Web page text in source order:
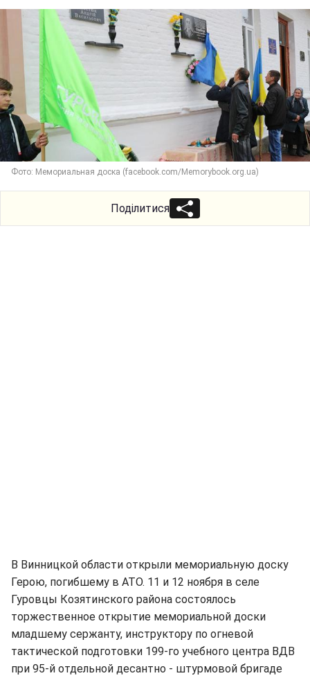
Фото: Мемориальная доска (facebook.com/Memorybook.org.ua)
Поділитися
В Винницкой области открыли мемориальную доску
Герою, погибшему в АТО. 11 и 12 ноября в селе
Гуровцы Козятинского района состоялось
торжественное открытие мемориальной доски
младшему сержанту, инструктору по огневой
тактической подготовки 199-го учебного центра ВДВ
при 95-й отдельной десантно - штурмовой бригаде